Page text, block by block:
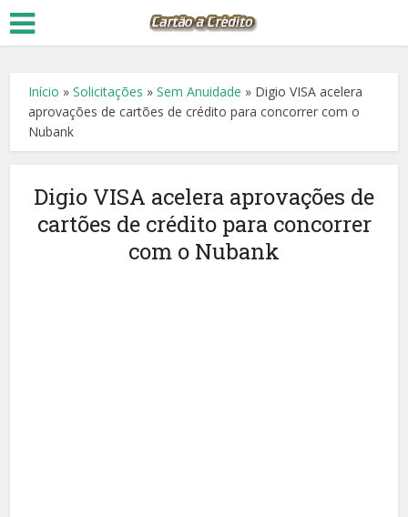
Início »Solicitações »Sem Anuidade » Digio VISA acelera
aprovações de cartões de crédito para concorrer com o
Nubank
Digio VISA acelera aprovações de
cartões de crédito para concorrer
com o Nubank